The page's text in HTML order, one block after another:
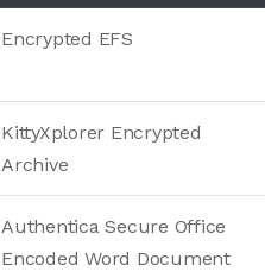
Encrypted EFS
KittyXplorer Encrypted
Archive
Authentica Secure Office
Encoded Word Document